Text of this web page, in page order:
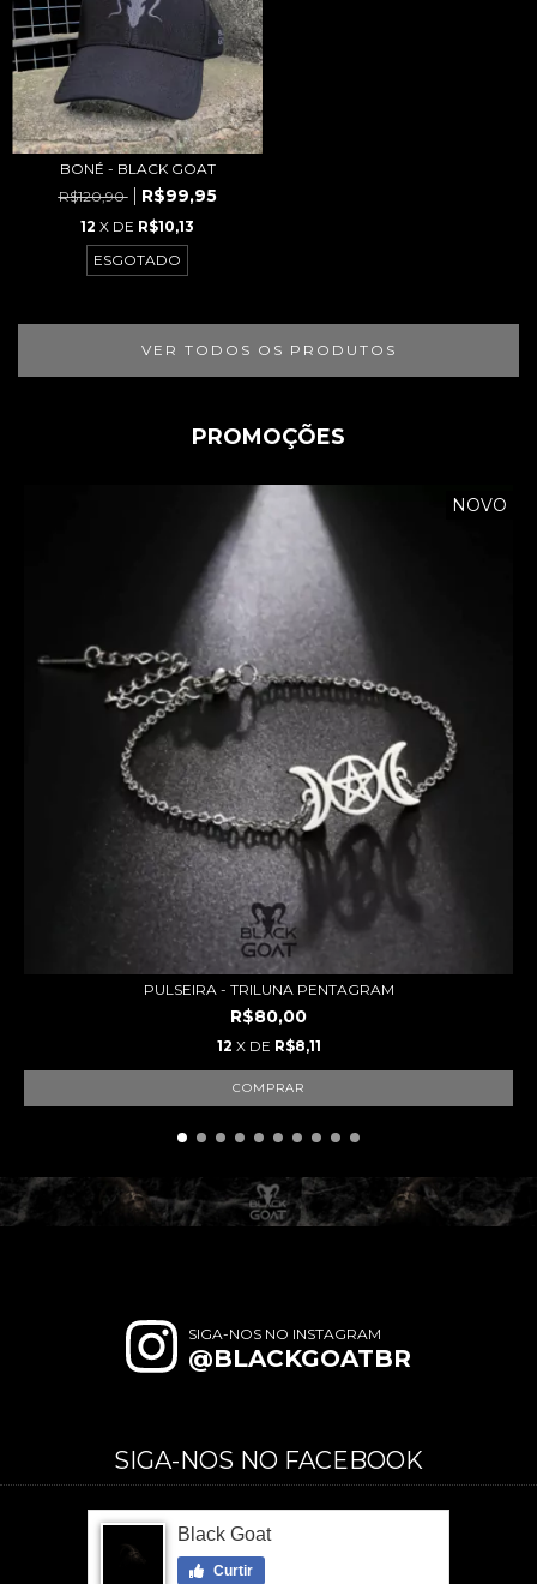
BONÉ - BLACK GOAT
R$120,90
R$99,95
12 X DE R$10,13
ESGOTADO
VER TODOS OS PRODUTOS
PROMOÇÕES
NOVO
PULSEIRA - TRILUNA PENTAGRAM
R$80,00
12 X DE R$8,11
SIGA-NOS NO INSTAGRAM
@BLACKGOATBR
SIGA-NOS NO FACEBOOK
Black Goat
Curtir